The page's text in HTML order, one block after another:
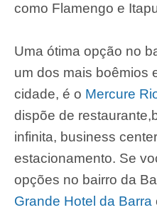
como Flamengo e
Uma ótima opção no
um dos mais boêmios
cidade, é o Mercure
dispõe de
infinita, business
estacionamento. Se
opções no bairro da
Grande Hotel da Barra